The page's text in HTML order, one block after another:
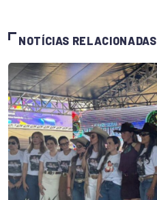
NOTÍCIAS RELACIONADAS